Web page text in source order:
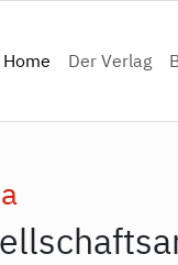
Home(current)
Der Verlag